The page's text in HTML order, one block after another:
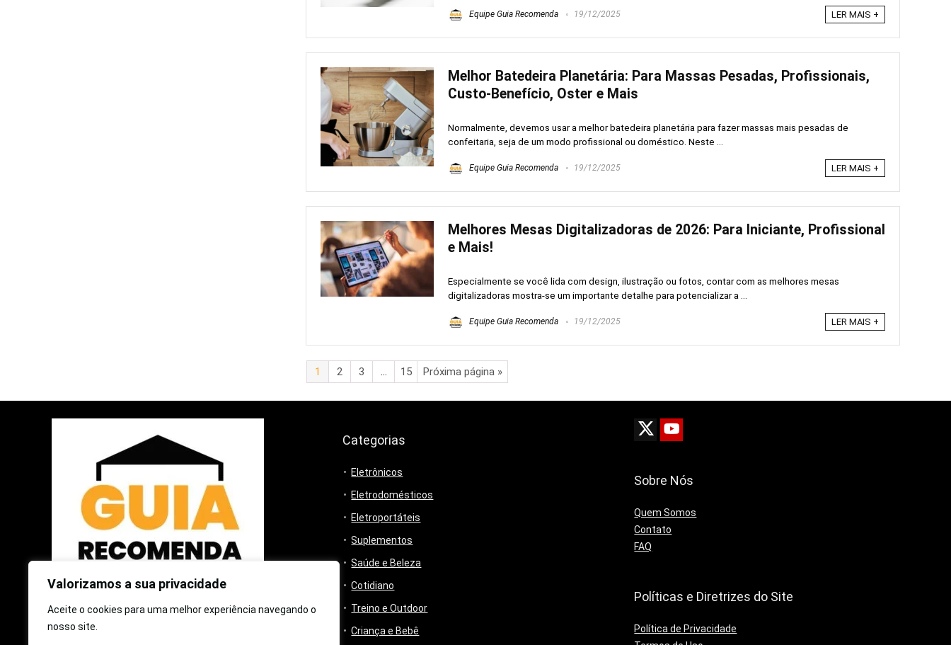
Valorizamos a sua privacidade
Aceite o cookies para uma melhor experiência navegando o
nosso site.
Equipe Guia Recomenda 19/12/2025 LER MAIS +
Melhor Batedeira Planetária: Para Massas Pesadas, Profissionais,
Custo-Benefício, Oster e Mais
Normalmente, devemos usar a melhor batedeira planetária para fazer massas mais pesadas de
confeitaria, seja de um modo profissional ou doméstico. Neste ...
Equipe Guia Recomenda 19/12/2025 LER MAIS +
Melhores Mesas Digitalizadoras de 2026: Para Iniciante, Profissional
e Mais!
Especialmente se você lida com design, ilustração ou fotos, contar com as melhores mesas
digitalizadoras mostra-se um importante detalhe para potencializar a ...
Equipe Guia Recomenda 19/12/2025 LER MAIS +
1 2 3 15 Próxima página »
2025 © Guia Recomenda | Todos os Direitos Reservados
Categorias
Eletrônicos
Eletrodomésticos
Eletroportáteis
Suplementos
Saúde e Beleza
Cotidiano
Treino e Outdoor
Criança e Bebê
Sobre Nós
Quem Somos
Contato
FAQ
Políticas e Diretrizes do Site
Política de Privacidade